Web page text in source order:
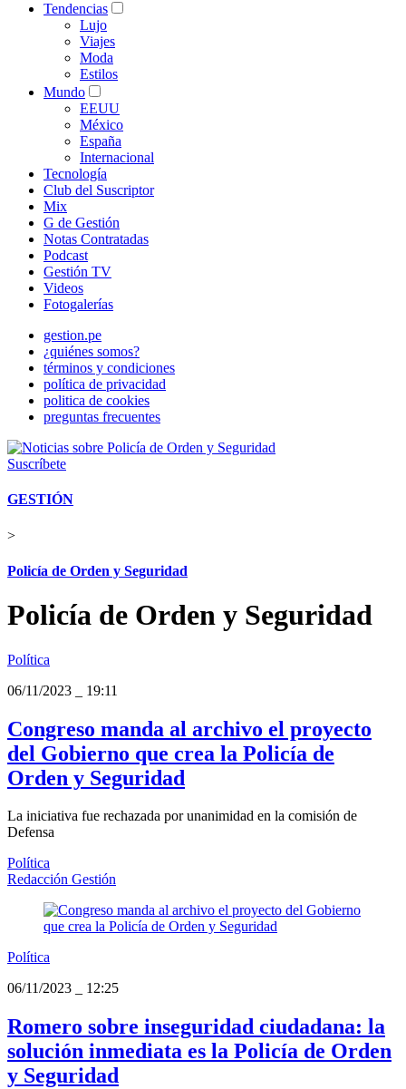
Tendencias
Lujo
Viajes
Moda
Estilos
Mundo
EEUU
México
España
Internacional
Tecnología
Club del Suscriptor
Mix
G de Gestión
Notas Contratadas
Podcast
Gestión TV
Videos
Fotogalerías
gestion.pe
¿quiénes somos?
términos y condiciones
política de privacidad
politica de cookies
preguntas frecuentes
Suscríbete
GESTIÓN
>
Policía de Orden y Seguridad
Policía de Orden y Seguridad
Política
06/11/2023
19:11
Congreso manda al archivo el proyecto
del Gobierno que crea la Policía de
Orden y Seguridad
La iniciativa fue rechazada por unanimidad en la comisión de
Defensa
Política
Redacción Gestión
Política
06/11/2023
12:25
Romero sobre inseguridad ciudadana: la
solución inmediata es la Policía de Orden
y Seguridad